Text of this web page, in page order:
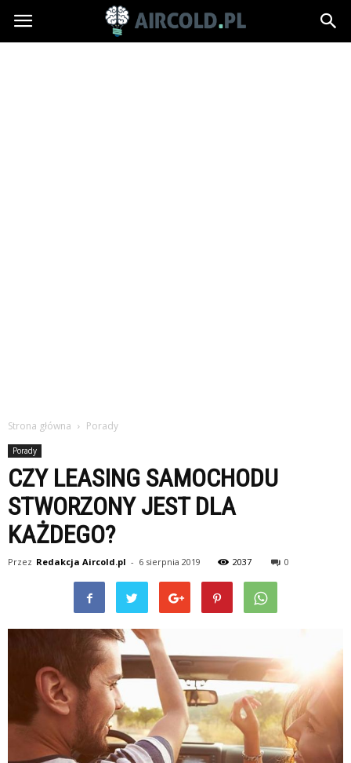
Aircold.pl
Strona główna Porady
Porady
CZY LEASING SAMOCHODU
STWORZONY JEST DLA
KAŻDEGO?
Przez Redakcja Aircold.pl - 6 sierpnia 2019 2037 0